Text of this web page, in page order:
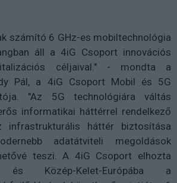
számító 6 GHz-es mobiltechnológia
áll a 4iG Csoport innovációs
céljaival." - mondta a
Pál, a 4iG Csoport Mobil és 5G
"Az 5G technológiára váltás
informatikai háttérrel rendelkező
infrastrukturális háttér biztosítása
adatátviteli megoldások
teszi. A 4iG Csoport elhozta
és Közép-Kelet-Európába a